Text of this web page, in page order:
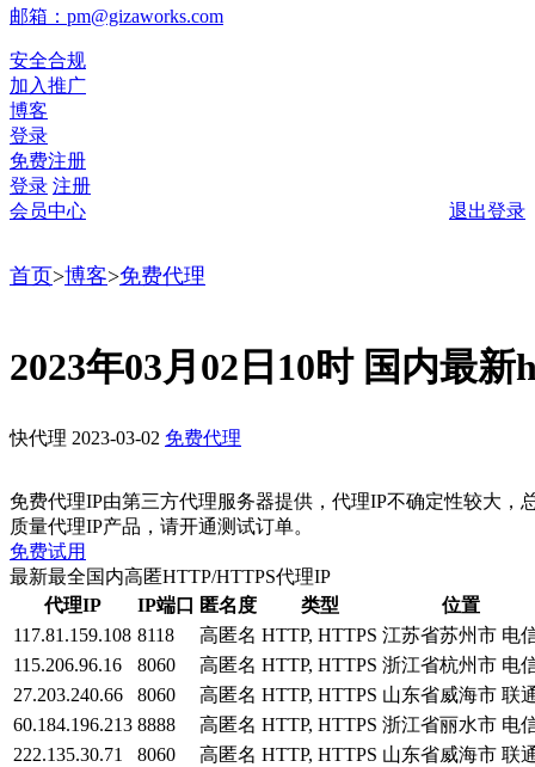
邮箱：pm@gizaworks.com
安全合规
加入推广
博客
登录
免费注册
登录 注册
会员中心
退出登录
首页>博客>免费代理
2023年03月02日10时 国内最
快代理 2023-03-02 免费代理
免费代理IP由第三方代理服务器提供，代理IP不确定性较大
质量代理IP产品，请开通测试订单。
免费试用
最新最全国内高匿HTTP/HTTPS代理IP
代理IP
IP端口 匿名度 类型
位置
117.81.159.108 8118 高匿名 HTTP, HTTPS 江苏省苏州市 电
115.206.96.16
8060 高匿名 HTTP, HTTPS 浙江省杭州市 电
27.203.240.66
8060 高匿名 HTTP, HTTPS 山东省威海市 联
60.184.196.213 8888 高匿名 HTTP, HTTPS 浙江省丽水市 电
222.135.30.71
8060 高匿名 HTTP, HTTPS 山东省威海市 联